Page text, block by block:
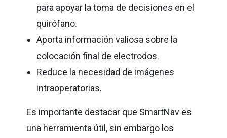
para apoyar la toma de decisiones en el
quirófano.
Aporta información valiosa sobre la
colocación final de electrodos.
Reduce la necesidad de imágenes
intraoperatorias.
Es importante destacar que SmartNav es
una herramienta útil, sin embargo los